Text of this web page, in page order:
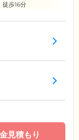
徒歩16分
見積もり